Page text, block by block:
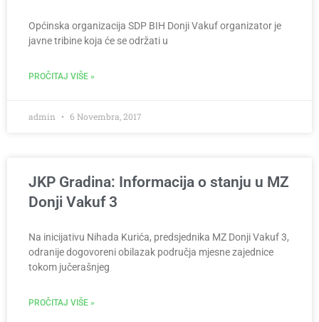
Općinska organizacija SDP BIH Donji Vakuf organizator je
javne tribine koja će se održati u
PROČITAJ VIŠE »
admin 6 Novembra, 2017
JKP Gradina: Informacija o stanju u MZ
Donji Vakuf 3
Na inicijativu Nihada Kurića, predsjednika MZ Donji Vakuf 3,
odranije dogovoreni obilazak područja mjesne zajednice
tokom jučerašnjeg
PROČITAJ VIŠE »